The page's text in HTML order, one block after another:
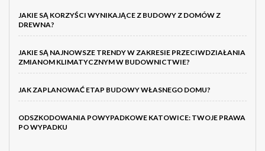
JAKIE SĄ KORZYŚCI WYNIKAJĄCE Z BUDOWY Z DOMÓW Z
DREWNA?
JAKIE SĄ NAJNOWSZE TRENDY W ZAKRESIE PRZECIWDZIAŁANIA
ZMIANOM KLIMATYCZNYM W BUDOWNICTWIE?
JAK ZAPLANOWAĆ ETAP BUDOWY WŁASNEGO DOMU?
ODSZKODOWANIA POWYPADKOWE KATOWICE: TWOJE PRAWA
PO WYPADKU